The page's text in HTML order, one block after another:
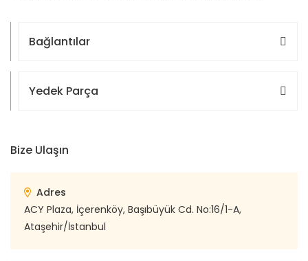
Bağlantılar
Yedek Parça
Bize Ulaşın
Adres
ACY Plaza, İçerenköy, Başıbüyük Cd. No:16/1-A,
Ataşehir/İstanbul